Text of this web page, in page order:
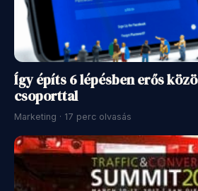
Így építs 6 lépésben erős
csoporttal
Marketing · 17 perc olvasás